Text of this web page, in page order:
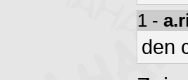
1 -
den